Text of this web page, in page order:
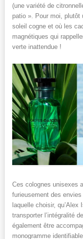
(une variété de
patio ». Pour moi, plutôt
soleil cogne et où les
magnétiques qui
verte inattendue !
Ces colognes unisexes
furieusement des
laquelle choisir,
transporter l’intégralité
également être
monogramme